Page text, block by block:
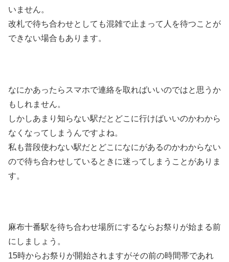
いません。
改札で待ち合わせとしても混雑で止まって人を待つことが
できない場合もあります。
なにかあったらスマホで連絡を取ればいいのではと思うか
もしれません。
しかしあまり知らない駅だとどこに行けばいいのかわから
なくなってしまうんですよね。
私も普段使わない駅だとどこになにがあるのかわからない
ので待ち合わせしているときに迷ってしまうことがありま
す。
麻布十番駅を待ち合わせ場所にするならお祭りが始まる前
にしましょう。
15時からお祭りが開始されますがその前の時間帯であれ